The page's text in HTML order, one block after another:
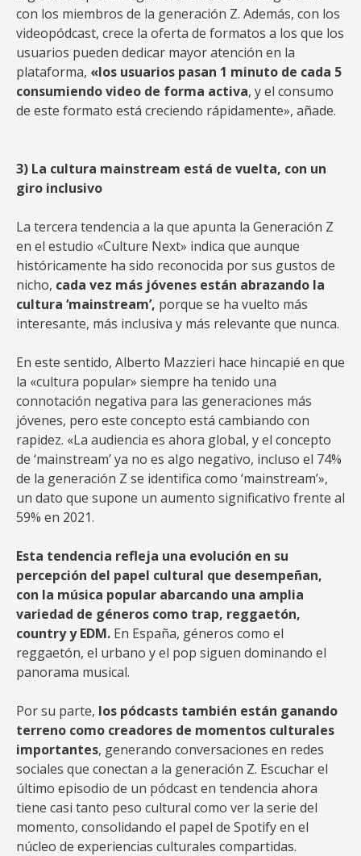
con los miembros de la generación Z. Además, con los
videopódcast, crece la oferta de formatos a los que los
usuarios pueden dedicar mayor atención en la
plataforma, «los usuarios pasan 1 minuto de cada 5
consumiendo video de forma activa, y el consumo
de este formato está creciendo rápidamente», añade.
3) La cultura mainstream está de vuelta, con un
giro inclusivo
La tercera tendencia a la que apunta la Generación Z
en el estudio «Culture Next» indica que aunque
históricamente ha sido reconocida por sus gustos de
nicho, cada vez más jóvenes están abrazando la
cultura ‘mainstream’, porque se ha vuelto más
interesante, más inclusiva y más relevante que nunca.
En este sentido, Alberto Mazzieri hace hincapié en que
la «cultura popular» siempre ha tenido una
connotación negativa para las generaciones más
jóvenes, pero este concepto está cambiando con
rapidez. «La audiencia es ahora global, y el concepto
de ‘mainstream’ ya no es algo negativo, incluso el 74%
de la generación Z se identifica como ‘mainstream’»,
un dato que supone un aumento significativo frente al
59% en 2021.
Esta tendencia refleja una evolución en su
percepción del papel cultural que desempeñan,
con la música popular abarcando una amplia
variedad de géneros como trap, reggaetón,
country y EDM. En España, géneros como el
reggaetón, el urbano y el pop siguen dominando el
panorama musical.
Por su parte, los pódcasts también están ganando
terreno como creadores de momentos culturales
importantes, generando conversaciones en redes
sociales que conectan a la generación Z. Escuchar el
último episodio de un pódcast en tendencia ahora
tiene casi tanto peso cultural como ver la serie del
momento, consolidando el papel de Spotify en el
núcleo de experiencias culturales compartidas.